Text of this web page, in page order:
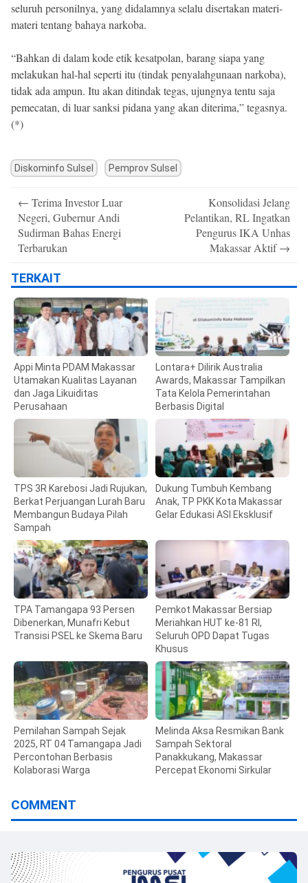
seluruh personilnya, yang didalamnya selalu disertakan materi-
materi tentang bahaya narkoba.
“Bahkan di dalam kode etik kesatpolan, barang siapa yang
melakukan hal-hal seperti itu (tindak penyalahgunaan narkoba),
tidak ada ampun. Itu akan ditindak tegas, ujungnya tentu saja
pemecatan, di luar sanksi pidana yang akan diterima,” tegasnya.
(*)
Diskominfo Sulsel Pemprov Sulsel
navigation
← Terima Investor Luar
Negeri, Gubernur Andi
Sudirman Bahas Energi
Terbarukan
Konsolidasi Jelang
Pelantikan, RL Ingatkan
Pengurus IKA Unhas
Makassar Aktif→
TERKAIT
Appi Minta PDAM Makassar
Utamakan Kualitas Layanan
dan Jaga Likuiditas
Perusahaan
Lontara+ Dilirik Australia
Awards, Makassar Tampilkan
Tata Kelola Pemerintahan
Berbasis Digital
TPS 3R Karebosi Jadi Rujukan,
Berkat Perjuangan Lurah Baru
Membangun Budaya Pilah
Sampah
Dukung Tumbuh Kembang
Anak, TP PKK Kota Makassar
Gelar Edukasi ASI Eksklusif
TPA Tamangapa 93 Persen
Dibenerkan, Munafri Kebut
Transisi PSEL ke Skema Baru
Pemkot Makassar Bersiap
Meriahkan HUT ke-81 RI,
Seluruh OPD Dapat Tugas
Khusus
Pemilahan Sampah Sejak
2025, RT 04 Tamangapa Jadi
Percontohan Berbasis
Kolaborasi Warga
Melinda Aksa Resmikan Bank
Sampah Sektoral
Panakkukang, Makassar
Percepat Ekonomi Sirkular
COMMENT